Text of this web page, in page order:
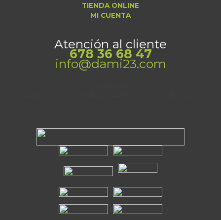
TIENDA ONLINE
MI CUENTA
Atención al cliente
678 36 68 47
info@dami23.com